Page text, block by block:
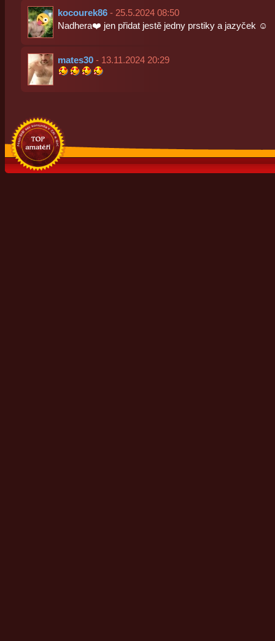
kocourek86- 25.5.2024 08:50
Nadhera❤️ jen přidat jestě jedny prstiky a jazyček ☺️
mates30- 13.11.2024 20:29